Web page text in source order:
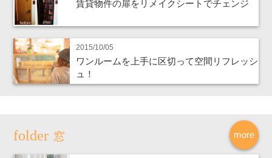
賃貸物件の扉をリメイクシートでチェンジ
2015/10/05
ワンルームを上手に区切って空間リフレッシ
ュ！
more
窓